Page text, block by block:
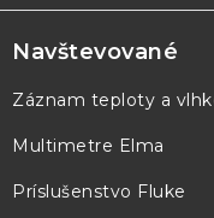
á
p
ä
e
Navštevované
Záznam teploty a
Multimetre Elma
Príslušenstvo Fluke